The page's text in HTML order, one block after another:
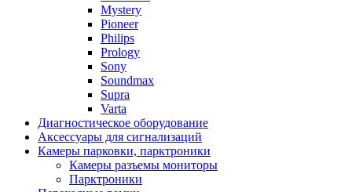
Mystery
Pioneer
Philips
Prology
Sony
Soundmax
Supra
Varta
Диагностическое оборудование
Аксессуары для сигнализаций
Камеры парковки, парктроники
Камеры разъемы мониторы
Парктроники